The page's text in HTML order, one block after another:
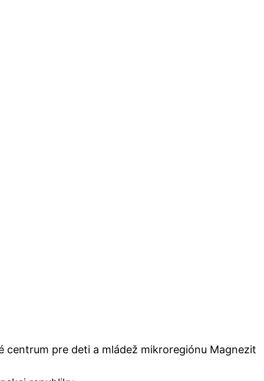
centrum pre deti a mládež mikroregiónu Magnezit